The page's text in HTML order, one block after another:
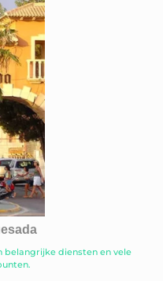
belangrijke diensten en vele